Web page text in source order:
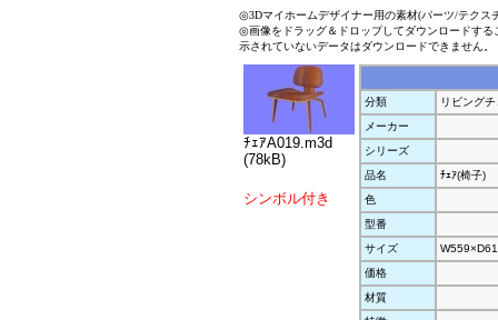
◎3Dマイホームデザイナー用の素材(パーツ/テクス
◎画像をドラッグ＆ドロップしてダウンロードす
示されていないデータはダウンロードできません。
ﾁｪｱA019.m3d
(78kB)
シンボル付き
分類
リビング
メーカー
シリーズ
品名
ﾁｪｱ(椅子)
色
型番
サイズ
価格
材質